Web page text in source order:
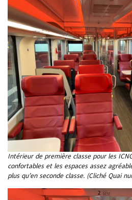
Intérieur de première classe pour les
confortables et les espaces assez
plus qu’en seconde classe. (Cliché Quai